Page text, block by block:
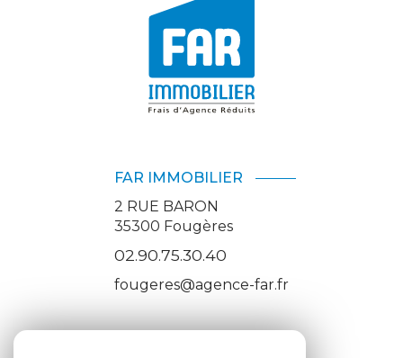
FAR IMMOBILIER
2 RUE BARON
35300 Fougères
02.90.75.30.40
fougeres@agence-far.fr